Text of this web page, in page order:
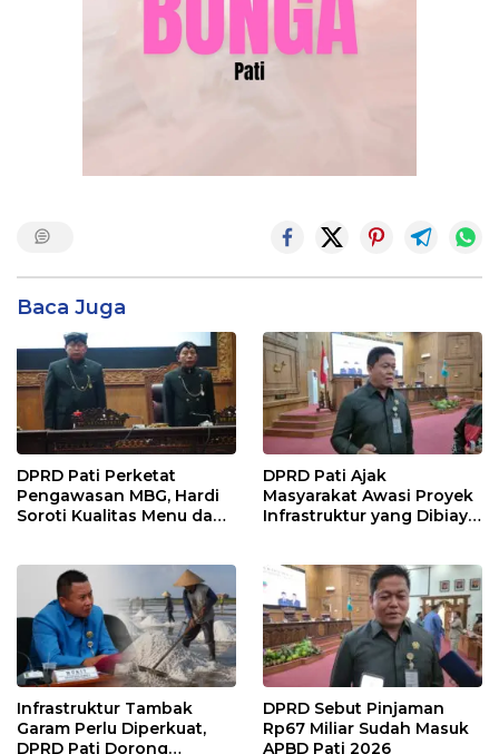
Baca Juga
DPRD Pati Perketat
Pengawasan MBG, Hardi
Soroti Kualitas Menu dan
DPRD Pati Ajak
Masyarakat Awasi Proyek
Infrastruktur yang Dibiayai
Infrastruktur Tambak
Garam Perlu Diperkuat,
DPRD Pati Dorong
DPRD Sebut Pinjaman
Rp67 Miliar Sudah Masuk
APBD Pati 2026